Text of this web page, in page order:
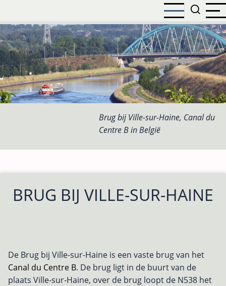
naar
de
inhoud
gaan
Brug bij Ville-sur-Haine, Canal du
Centre B in België
BRUG BIJ VILLE-SUR-HAINE
De Brug bij Ville-sur-Haine is een vaste brug van het
Canal du Centre B. De brug ligt in de buurt van de
plaats Ville-sur-Haine, over de brug loopt de N538 het